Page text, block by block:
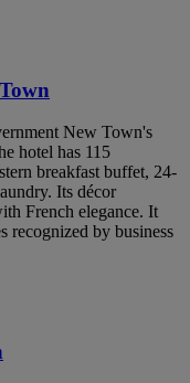
New Town's
hotel has 115
breakfast buffet, 24-
Its décor
French elegance. It
recognized by business